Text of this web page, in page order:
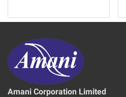
Amani Corporation Limited